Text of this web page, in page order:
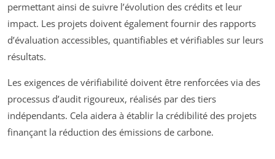
permettant ainsi de suivre l’évolution des crédits et leur
impact. Les projets doivent également fournir des rapports
d’évaluation accessibles, quantifiables et vérifiables sur leurs
résultats.
Les exigences de vérifiabilité doivent être renforcées via des
processus d’audit rigoureux, réalisés par des tiers
indépendants. Cela aidera à établir la crédibilité des projets
finançant la réduction des émissions de carbone.